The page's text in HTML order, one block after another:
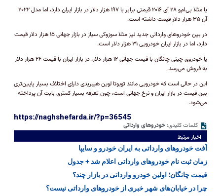
یا مثلا بی‌ام‌و ۲۸ آی ۲۰۱۶ قیمتی برابر با ۱۹۷ هزار دلار در بازار ایران دارد، اما مدل ۲۰۲۲
آن ۳۵ هزار دلار قیمت داشته است.
در بین خودرو‌های وارداتی جدید نیز مثلا سوزوکی سیاز در بازار جهانی ۱۵ هزار دلار قیمت
دارد، اما در بازار ایران خودرویی ۳۱ هزار دلار است.
یا خودروی چینی چانگان با قیمت جهانی ۱۲ هزار دلار، در بازار ایران با قیمت ۲۶ هزار دلار
به فروش می‌رسد.
این در حالی است که خودرویی مانند تویوتا لوین هیبریدی دارای اختلاف بسیار پایین‌تری
بین قیمت در بازار ایران و نرخ جهانی است، چون تعرفه بسیار کمتری بابت آن پرداخته
می‌شود.
https://naghshefarda.ir/?p=36545
کلمات کلیدی: خودروهای وارداتی
اخبار مرتبط
آفت خودرو‌های وارداتی به ایران‌ خودرو و سایپا
زمان ثبت نام خودرو‌های وارداتی اعلام شد + جدول
قیمت چانگان؛ اولین خودرو وارداتی در بازار چند؟
چرا در خیابان‌های شهر خبری از خودرو‌های وارداتی نیست؟